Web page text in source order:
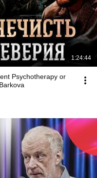
1:24:44
Psychotherapy or